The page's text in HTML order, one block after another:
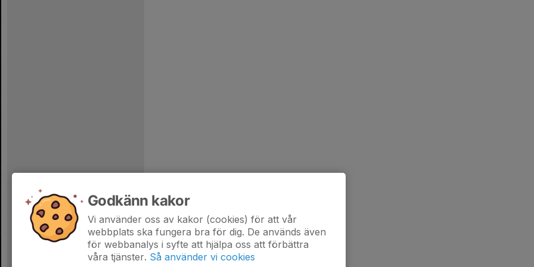
Godkänn kakor
Vi använder oss av kakor (cookies) för att vår
webbplats ska fungera bra för dig. De används även
för webbanalys i syfte att hjälpa oss att förbättra
våra tjänster. Så använder vi cookies